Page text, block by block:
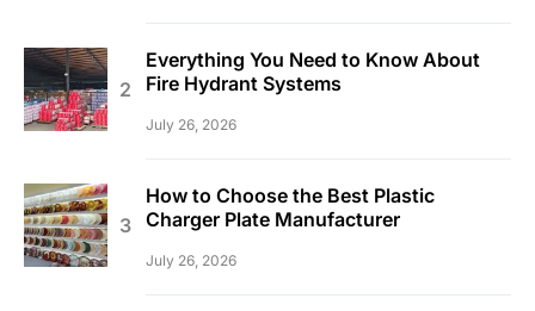
Everything You Need to Know About
Fire Hydrant Systems
July 26, 2026
How to Choose the Best Plastic
Charger Plate Manufacturer
July 26, 2026